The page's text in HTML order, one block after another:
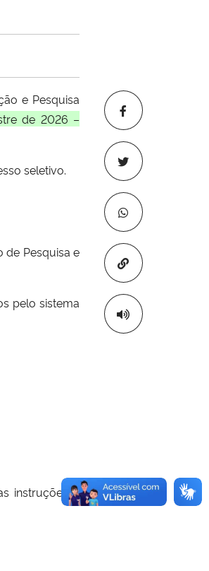
Copiar para
e Pesquisa
de 2026 –
seletivo.
de Pesquisa e
pelo sistema
instruções e